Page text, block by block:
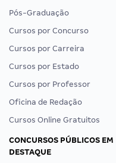
Pós-Graduação
Cursos por Concurso
Cursos por Carreira
Cursos por Estado
Cursos por Professor
Oficina de Redação
Cursos Online Gratuitos
CONCURSOS PÚBLICOS EM
DESTAQUE